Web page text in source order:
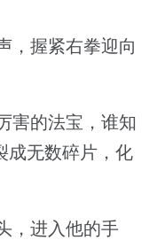
，握紧右拳迎向
害的法宝，谁知
成无数碎片，化
，进入他的手